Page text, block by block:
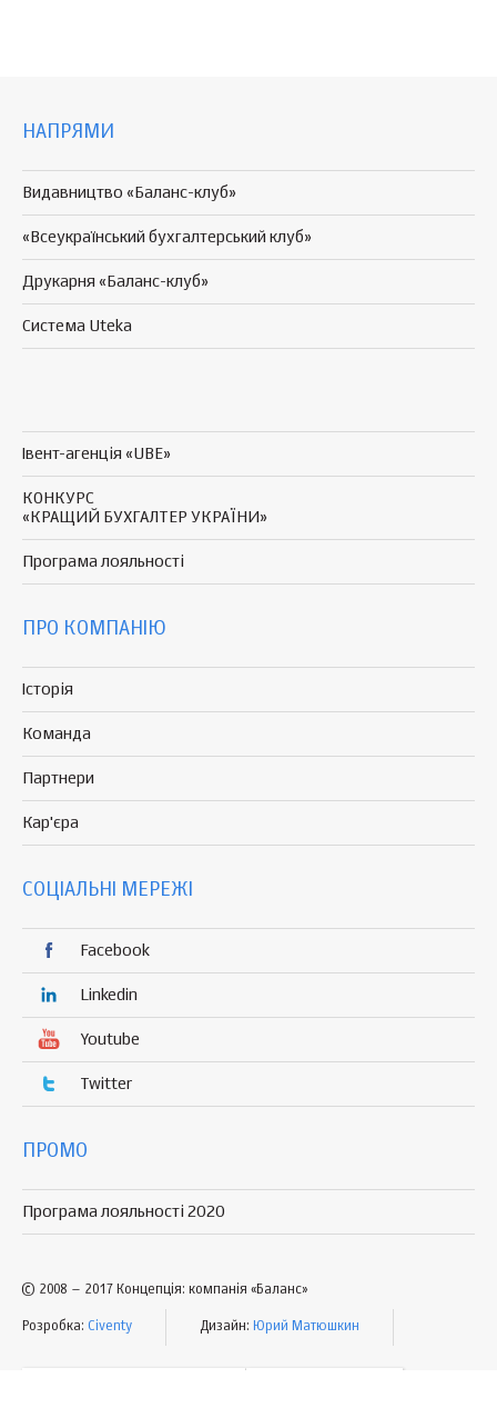
НАПРЯМИ
Видавництво «Баланс-клуб»
«Всеукраїнський бухгалтерський клуб»
Друкарня «Баланс-клуб»
Система Uteka
Івент-агенція «UBE»
КОНКУРС
«КРАЩИЙ БУХГАЛТЕР УКРАЇНИ»
Програма лояльності
ПРО КОМПАНІЮ
Історія
Команда
Партнери
Кар'єра
СОЦІАЛЬНІ МЕРЕЖІ
Facebook
Linkedin
Youtube
Twitter
ПРОМО
Програма лояльності 2020
© 2008 – 2017 Концепція: компанія «Баланс»
Розробка: Civenty Дизайн: Юрий Матюшкин